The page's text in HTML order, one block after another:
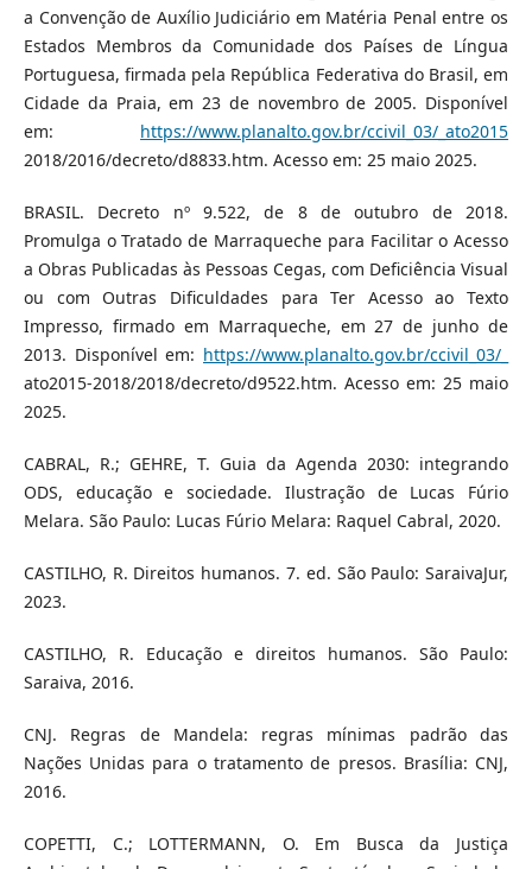
a Convenção de Auxílio Judiciário em Matéria Penal entre os
Estados Membros da Comunidade dos Países de Língua
Portuguesa, firmada pela República Federativa do Brasil, em
Cidade da Praia, em 23 de novembro de 2005. Disponível
em: https://www.planalto.gov.br/ccivil_03/_ato2015
2018/2016/decreto/d8833.htm. Acesso em: 25 maio 2025.
BRASIL. Decreto nº 9.522, de 8 de outubro de 2018.
Promulga o Tratado de Marraqueche para Facilitar o Acesso
a Obras Publicadas às Pessoas Cegas, com Deficiência Visual
ou com Outras Dificuldades para Ter Acesso ao Texto
Impresso, firmado em Marraqueche, em 27 de junho de
2013. Disponível em: https://www.planalto.gov.br/ccivil_03/_
ato2015-2018/2018/decreto/d9522.htm. Acesso em: 25 maio
2025.
CABRAL, R.; GEHRE, T. Guia da Agenda 2030: integrando
ODS, educação e sociedade. Ilustração de Lucas Fúrio
Melara. São Paulo: Lucas Fúrio Melara: Raquel Cabral, 2020.
CASTILHO, R. Direitos humanos. 7. ed. São Paulo: SaraivaJur,
2023.
CASTILHO, R. Educação e direitos humanos. São Paulo:
Saraiva, 2016.
CNJ. Regras de Mandela: regras mínimas padrão das
Nações Unidas para o tratamento de presos. Brasília: CNJ,
2016.
COPETTI, C.; LOTTERMANN, O. Em Busca da Justiça